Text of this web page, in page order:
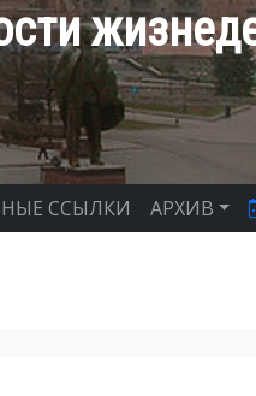
ССЫЛКИ АРХИВ